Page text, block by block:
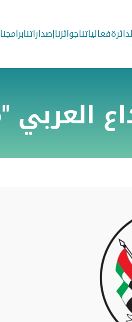
فعالياتناجوائزناإصداراتنابرامجنا
العربي "26"